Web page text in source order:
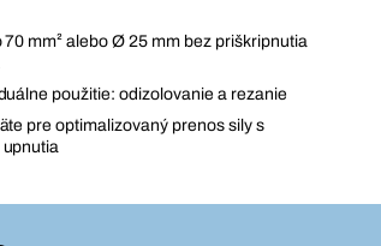
mm² alebo Ø 25 mm bez priškripnutia
použitie: odizolovanie a rezanie
pre optimalizovaný prenos sily s